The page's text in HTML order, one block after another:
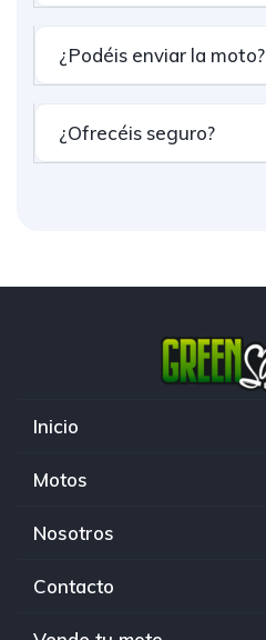
¿Podéis enviar la moto?
¿Ofrecéis seguro?
Inicio
Motos
Nosotros
Contacto